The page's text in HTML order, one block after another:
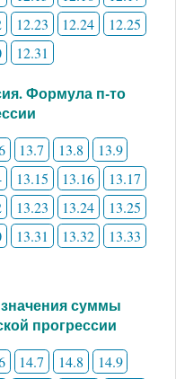
12.23 12.24
12.25
12.31
Формула п-то
13.7 13.8
13.9
13.15 13.16
13.17
13.23 13.24
13.25
13.31 13.32
13.33
суммы
прогрессии
14.7 14.8
14.9